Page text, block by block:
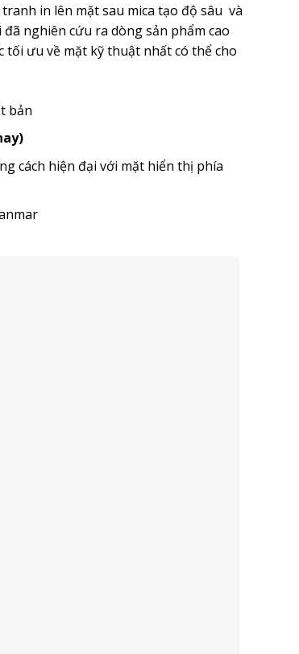
in lên mặt sau mica tạo độ sâu và
nghiên cứu ra dòng sản phẩm cao
tối ưu về mặt kỹ thuật nhất có thể cho
bản
cách hiện đại với mặt hiển thị phía